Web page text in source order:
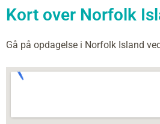
Kort over Norfolk
Gå på opdagelse i Norfolk Island